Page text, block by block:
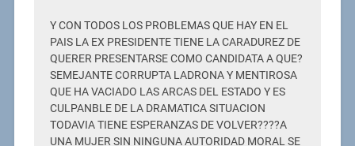
Y CON TODOS LOS PROBLEMAS QUE HAY EN EL
PAIS LA EX PRESIDENTE TIENE LA CARADUREZ DE
QUERER PRESENTARSE COMO CANDIDATA A QUE?
SEMEJANTE CORRUPTA LADRONA Y MENTIROSA
QUE HA VACIADO LAS ARCAS DEL ESTADO Y ES
CULPANBLE DE LA DRAMATICA SITUACION
TODAVIA TIENE ESPERANZAS DE VOLVER????A
UNA MUJER SIN NINGUNA AUTORIDAD MORAL SE